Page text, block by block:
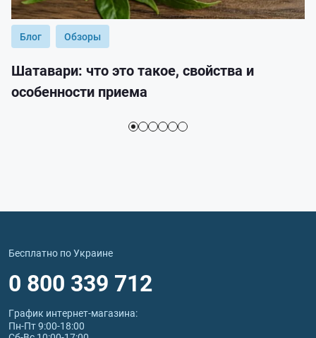
Блог Обзоры
Шатавари: что это такое, свойства и
особенности приема
Бесплатно по Украине
0 800 339 712
График интернет‑магазина:
Пн-Пт 9:00-18:00